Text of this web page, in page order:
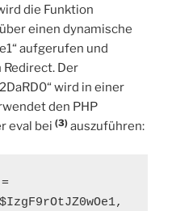
die Funktion
über einen dynamische
aufgerufen und
Der
wird in einer
den PHP
eval bei (3) auszuführen: